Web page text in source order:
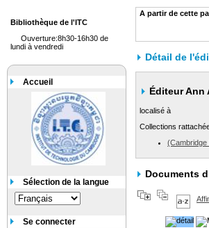
A partir de cette
Détail de
Éditeur Ann
localisé à
Collections
(Cambridge
Documents
Bibliothèque de l'ITC
Ouverture:8h30-16h30 de
lundi à vendredi
Accueil
Sélection de la langue
Se connecter